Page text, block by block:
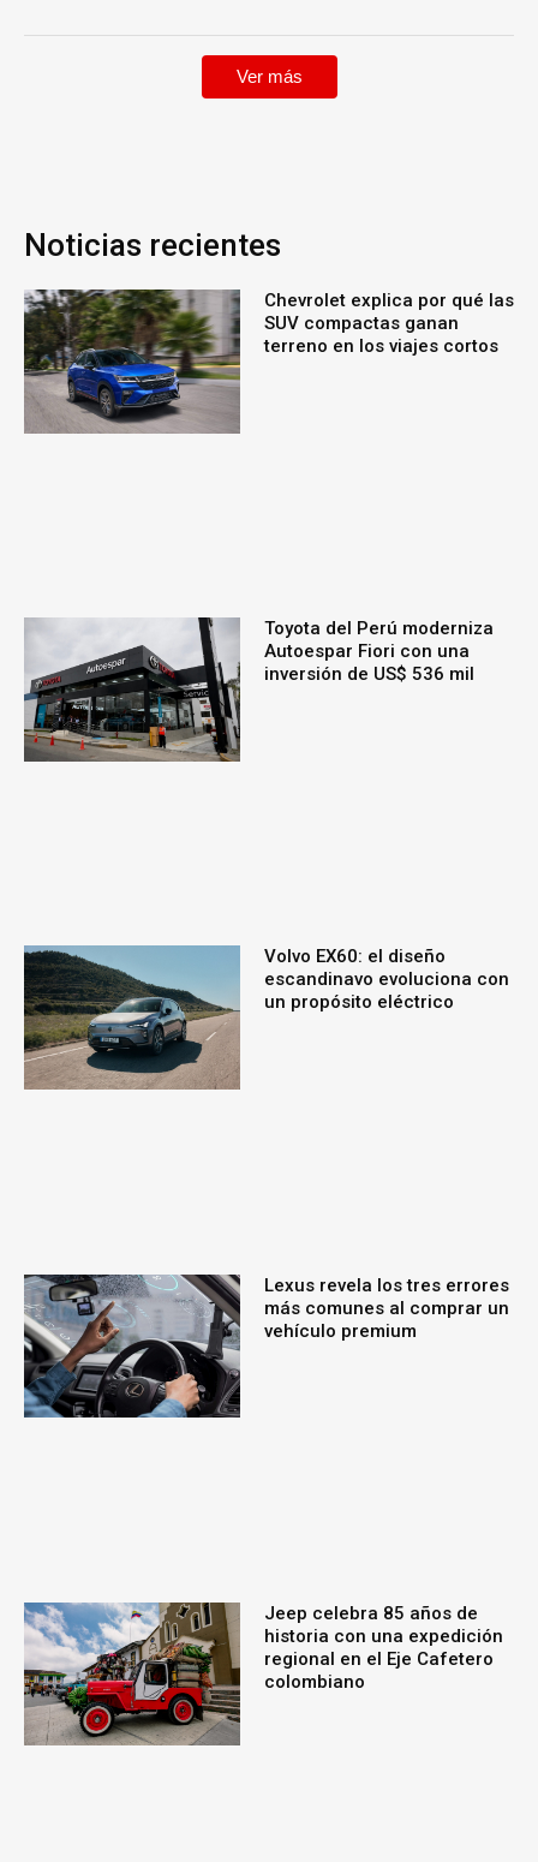
Ver más
Noticias recientes
Chevrolet explica por qué las
SUV compactas ganan
terreno en los viajes cortos
Toyota del Perú moderniza
Autoespar Fiori con una
inversión de US$ 536 mil
Volvo EX60: el diseño
escandinavo evoluciona con
un propósito eléctrico
Lexus revela los tres errores
más comunes al comprar un
vehículo premium
Jeep celebra 85 años de
historia con una expedición
regional en el Eje Cafetero
colombiano